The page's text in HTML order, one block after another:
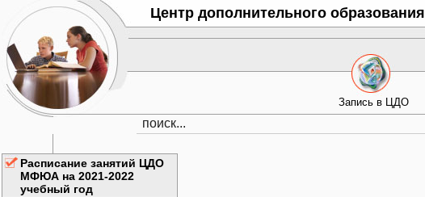
Центр дополнительного образования
Запись в ЦДО
Расписание занятий ЦДО
МФЮА на 2021-2022
учебный год